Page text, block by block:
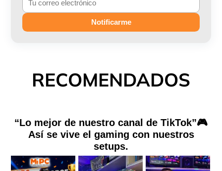
Notificarme
RECOMENDADOS
“Lo mejor de nuestro canal de TikTok”🎮
Así se vive el gaming con nuestros
setups.